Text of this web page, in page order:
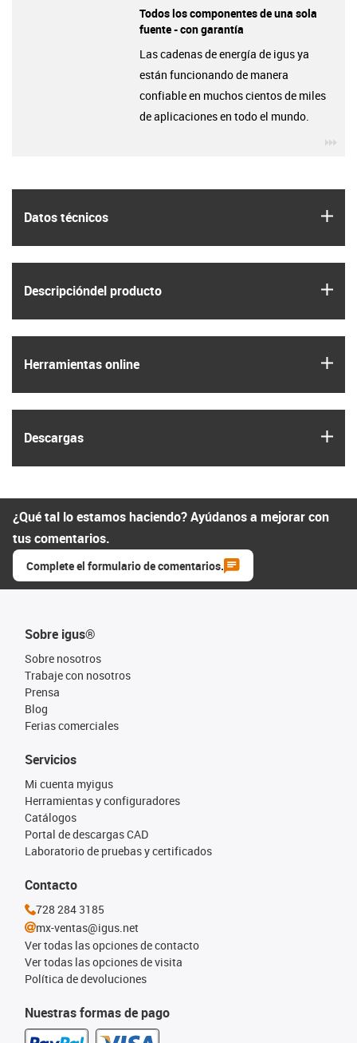
Datos técnicos
Descripción­del producto
Herramientas online
Descargas
Todos los componentes de una sola
fuente - con garantía
Las cadenas de energía de igus ya
están funcionando de manera
confiable en muchos cientos de miles
de aplicaciones en todo el mundo.
¿Qué tal lo estamos haciendo? Ayúdanos a mejorar con
tus comentarios.
Complete el formulario de comentarios.
Sobre igus®
Sobre nosotros
Trabaje con nosotros
Prensa
Blog
Ferias comerciales
Nuestras formas de pago
Servicios
Mi cuenta myigus
Herramientas y configuradores
Catálogos
Portal de descargas CAD
Laboratorio de pruebas y certificados
Contacto
728 284 3185
mx-ventas@igus.net
Ver todas las opciones de contacto
Ver todas las opciones de visita
Política de devoluciones